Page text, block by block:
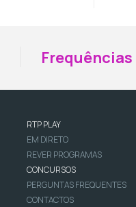
Frequências
RTP PLAY
EM DIRETO
REVER PROGRAMAS
CONCURSOS
PERGUNTAS FREQUENTES
CONTACTOS